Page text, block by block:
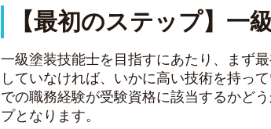
【最初のステップ】一
一級塗装技能士を目指すにあたり、まず
していなければ、いかに高い技術を持っ
での職務経験が受験資格に該当するかど
プとなります。